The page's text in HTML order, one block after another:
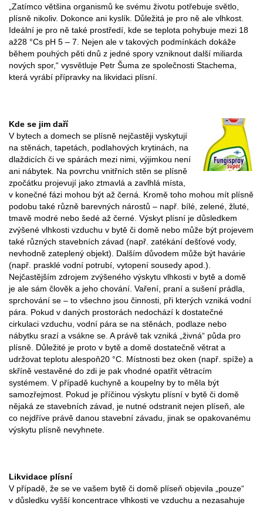
„Zatímco většina organismů ke svému životu potřebuje světlo,
plísně nikoliv. Dokonce ani kyslík. Důležitá je pro ně ale vlhkost.
Ideální je pro ně také prostředí, kde se teplota pohybuje mezi 18
až28 °Cs pH 5 – 7. Nejen ale v takových podmínkách dokáže
během pouhých pěti dnů z jedné spory vzniknout další miliarda
nových spor,“ vysvětluje Petr Šuma ze společnosti Stachema,
která vyrábí přípravky na likvidaci plísní.
Kde se jim daří
V bytech a domech se plísně nejčastěji vyskytují
na stěnách, tapetách, podlahových krytinách, na
dlaždicích či ve spárách mezi nimi, výjimkou není
ani nábytek. Na povrchu vnitřních stěn se plísně
zpočátku projevují jako ztmavlá a zavlhlá místa,
v konečné fázi mohou být až černá. Kromě toho mohou mít plísně
podobu také různě barevných nárostů – např. bílé, zelené, žluté,
tmavě modré nebo šedé až černé. Výskyt plísní je důsledkem
zvýšené vlhkosti vzduchu v bytě či domě nebo může být projevem
také různých stavebních závad (např. zatékání dešťové vody,
nevhodně zateplený objekt). Dalším důvodem může být havárie
(např. prasklé vodní potrubí, vytopení sousedy apod.).
Nejčastějším zdrojem zvýšeného výskytu vlhkosti v bytě a domě
je ale sám člověk a jeho chování. Vaření, praní a sušení prádla,
sprchování se – to všechno jsou činnosti, při kterých vzniká vodní
pára. Pokud v daných prostorách nedochází k dostatečné
cirkulaci vzduchu, vodní pára se na stěnách, podlaze nebo
nábytku srazí a vsákne se. A právě tak vzniká „živná“ půda pro
plísně. Důležité je proto v bytě a domě dostatečně větrat a
udržovat teplotu alespoň20 °C. Místnosti bez oken (např. spíže) a
skříně vestavěné do zdi je pak vhodné opatřit větracím
systémem. V případě kuchyně a koupelny by to měla být
samozřejmost. Pokud je příčinou výskytu plísní v bytě či domě
nějaká ze stavebních závad, je nutné odstranit nejen plíseň, ale
co nejdříve právě danou stavební závadu, jinak se opakovanému
výskytu plísně nevyhnete.
Likvidace plísní
V případě, že se ve vašem bytě či domě plíseň objevila „pouze“
v důsledku vyšší koncentrace vlhkosti ve vzduchu a nezasahuje